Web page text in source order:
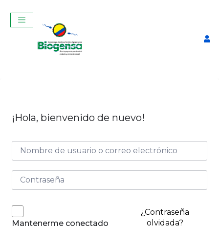
¡Hola, bienvenido de nuevo!
Mantenerme conectado
¿Contraseña
olvidada?
Curso Teórico-Práctico De
Inseminación Artificial En
$320,00 + ADD